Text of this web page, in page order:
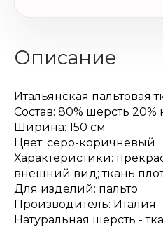
Описание
Итальянская пальтовая
Состав: 80% шерсть
Ширина: 150 см
Цвет: серо-коричневый
Характеристики:
внешний вид; ткань
Для изделий: пальто
Производитель: Италия
Натуральная шерсть -